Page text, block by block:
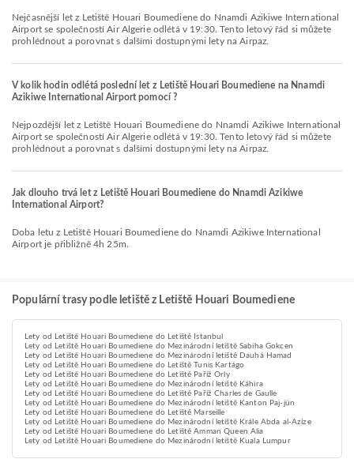
Nejčasnější let z Letiště Houari Boumediene do Nnamdi Azikiwe International
Airport se společností Air Algerie odlétá v 19:30. Tento letový řád si můžete
prohlédnout a porovnat s dalšími dostupnými lety na Airpaz.
V kolik hodin odlétá poslední let z Letiště Houari Boumediene na Nnamdi
Azikiwe International Airport pomocí ?
Nejpozdější let z Letiště Houari Boumediene do Nnamdi Azikiwe International
Airport se společností Air Algerie odlétá v 19:30. Tento letový řád si můžete
prohlédnout a porovnat s dalšími dostupnými lety na Airpaz.
Jak dlouho trvá let z Letiště Houari Boumediene do Nnamdi Azikiwe
International Airport?
Doba letu z Letiště Houari Boumediene do Nnamdi Azikiwe International
Airport je přibližně 4h 25m.
Populární trasy podle letiště z Letiště Houari Boumediene
Lety od Letiště Houari Boumediene do Letiště Istanbul
Lety od Letiště Houari Boumediene do Mezinárodní letiště Sabiha Gokcen
Lety od Letiště Houari Boumediene do Mezinárodní letiště Dauhá Hamad
Lety od Letiště Houari Boumediene do Letiště Tunis Kartágo
Lety od Letiště Houari Boumediene do Letiště Paříž Orly
Lety od Letiště Houari Boumediene do Mezinárodní letiště Káhira
Lety od Letiště Houari Boumediene do Letiště Paříž Charles de Gaulle
Lety od Letiště Houari Boumediene do Mezinárodní letiště Kanton Paj-jün
Lety od Letiště Houari Boumediene do Letiště Marseille
Lety od Letiště Houari Boumediene do Mezinárodní letiště Krále Abda al-Azíze
Lety od Letiště Houari Boumediene do Letiště Amman Queen Alia
Lety od Letiště Houari Boumediene do Mezinárodní letiště Kuala Lumpur